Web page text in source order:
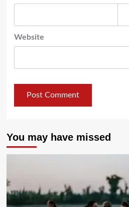
Website
You may have missed